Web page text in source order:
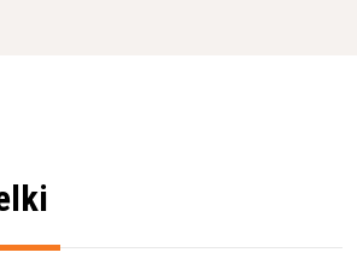
za profesionalne uporabnike.
za baterijske izdelke Husqvarna